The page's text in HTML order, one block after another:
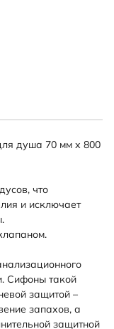
душа 70 мм х 800
что
и исключает
Сифоны такой
защитой –
запахов, а
защитной